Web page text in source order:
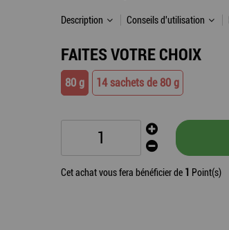
Description Conseils d'utilisation
FAITES VOTRE CHOIX
80 g 14 sachets de 80 g
Cet achat vous fera bénéficier de 1 Point(s)